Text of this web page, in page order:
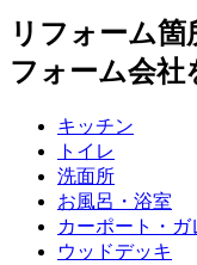
リフォーム箇
フォーム会社
キッチン
トイレ
洗面所
お風呂・浴室
カーポート・ガ
ウッドデッキ